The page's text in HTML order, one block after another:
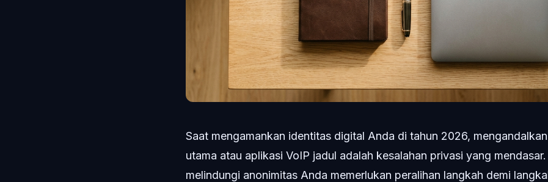
Saat mengamankan identitas digital Anda di tahun 2026,
utama atau aplikasi VoIP jadul adalah kesalahan privasi yang
melindungi anonimitas Anda memerlukan peralihan langkah demi